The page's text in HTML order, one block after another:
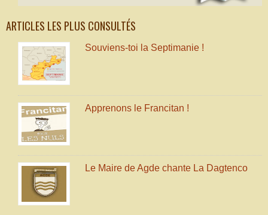
ARTICLES LES PLUS CONSULTÉS
Souviens-toi la Septimanie !
Apprenons le Francitan !
Le Maire de Agde chante La Dagtenco